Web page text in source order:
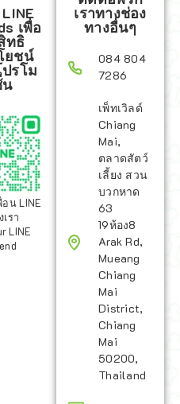
เพื่อ
ทธิ
ยชน์
รโม
อน LINE
รา
LINE
เราทางช่อง
ทางอื่นๆ
084 804
7286
เพ็ทเวิลด์
Chiang
Mai,
ตลาดสัตว์
เลี้ยง สวน
บวกหาด
63
19ห้อง8
Arak Rd,
Mueang
Chiang
Mai
District,
Chiang
Mai
50200,
Thailand